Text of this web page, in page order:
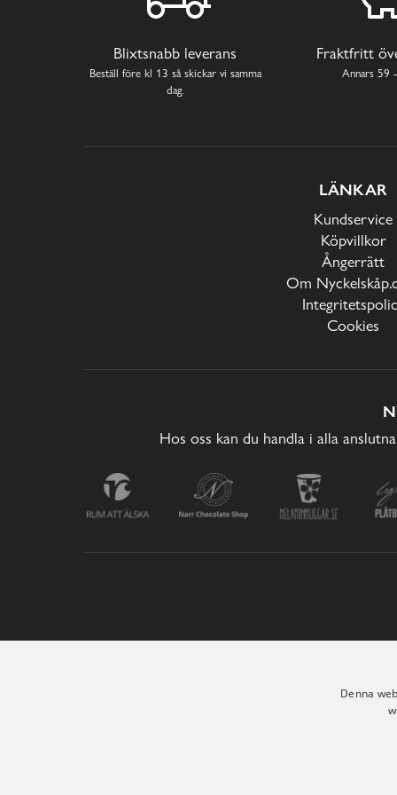
Blixtsnabb leverans
Beställ före kl 13 så skickar vi samma
dag.
Fraktfritt
Annars 59
LÄNKAR
Kundservice
Köpvillkor
Ångerrätt
Om
Cookies
Hos oss kan du handla i alla
Denna